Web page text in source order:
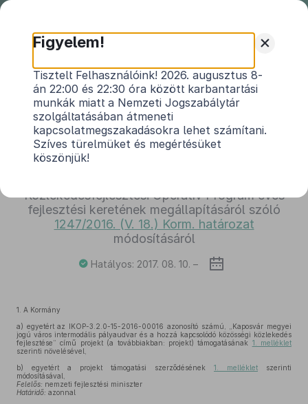
1498/2017. (VIII. 8.) Korm. határozat
az IKOP-3.2.0-15-2016-00016 azonosító számú
(„Kaposvár megyei jogú város intermodális
pályaudvar és a hozzá kapcsolódó közösségi
közlekedés fejlesztése” című) projekt
támogatásának növeléséről, a kaposvári
helyőrségi szálló átköltöztetéséhez szükséges
Közlekedésfejlesztési Operatív Program éves
fejlesztési keretének megállapításáról szóló
1247/2016. (V. 18.) Korm. határozat
módosításáról
Hatályos: 2017. 08. 10. –
1. A Kormány
a) egyetért az IKOP-3.2.0-15-2016-00016 azonosító számú, „Kaposvár megyei
jogú város intermodális pályaudvar és a hozzá kapcsolódó közösségi közlekedés
fejlesztése” című projekt (a továbbiakban: projekt) támogatásának 1. melléklet
szerinti növelésével,
b) egyetért a projekt támogatási szerződésének 1. melléklet szerinti
módosításával,
Felelős: nemzeti fejlesztési miniszter
Határidő: azonnal
+
Figyelem!
Tisztelt Felhasználóink! 2026. augusztus 8-
án 22:00 és 22:30 óra között karbantartási
munkák miatt a Nemzeti Jogszabálytár
szolgáltatásában átmeneti
kapcsolatmegszakadásokra lehet számítani.
Szíves türelmüket és megértésüket
köszönjük!